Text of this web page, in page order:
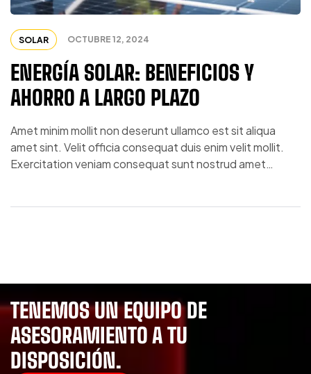
SOLAR OCTUBRE 12, 2024
ENERGÍA SOLAR: BENEFICIOS Y
AHORRO A LARGO PLAZO
Amet minim mollit non deserunt ullamco est sit aliqua
amet sint. Velit officia consequat duis enim velit mollit.
Exercitation veniam consequat sunt nostrud amet…
TENEMOS UN EQUIPO DE
ASESORAMIENTO A TU
DISPOSICIÓN.